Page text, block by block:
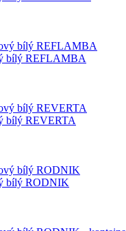
bílý REFLAMBA
bílý REVERTA
bílý RODNIK